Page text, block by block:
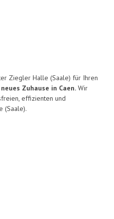
Ziegler Halle (Saale) für Ihren
Zuhause in Caen. Wir
effizienten und
(Saale).